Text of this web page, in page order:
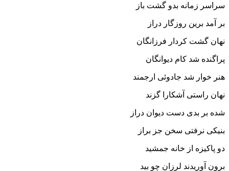
سراسر زمانه بدو گشت باز
بر آمد برین روزگار دراز
نهان گشت کردار فرزانگان
پراگنده شد کام دیوانگان‏
هنر خوار شد جادوئى ارجمند
نهان راستى آشکارا گزند
شده بر بدى دست دیوان دراز
بنیکى نرفتى سخن جز براز
دو پاکیزه از خانه جمشید
برون آوریدند لرزان چو بید